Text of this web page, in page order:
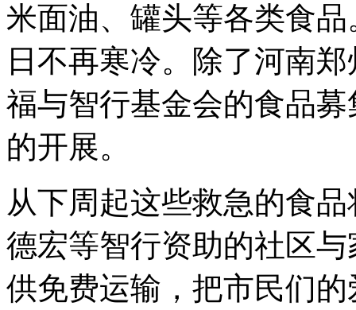
米面油、罐头等各类食
日不再寒冷。除了河南
福与智行基金会的食品
的开展。
从下周起这些救急的食
德宏等智行资助的社区
供免费运输，把市民们